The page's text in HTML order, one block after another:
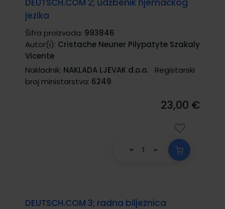
DEUTSCH.COM 2; udžbenik njemačkog
jezika
Šifra proizvoda: 993846
Autor(i): Cristache Neuner Pilypatyte Szakaly
Vicente
Nakladnik: NAKLADA LJEVAK d.o.o.
Registarski
broj ministarstva: 6249
23,00 €
DEUTSCH.COM 3; radna bilježnica